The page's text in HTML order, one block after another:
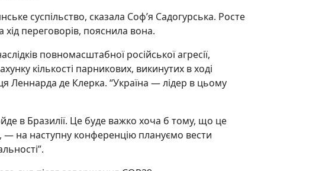
суспільство, сказала Соф’я Садогурська. Росте
переговорів, пояснила вона.
повномасштабної російської агресії,
кількості парникових, викинутих в ході
Леннарда де Клерка. “Україна — лідер в цьому
в Бразилії. Це буде важко хоча б тому, що це
— на наступну конференцію плануємо вести